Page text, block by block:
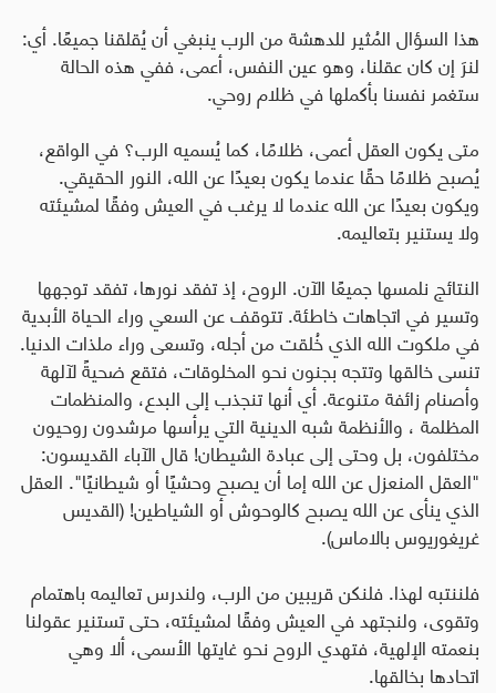
هذا السؤال المُثير للدهشة من الرب ينبغي أن يُقلقنا جميعًا. أي:
لنرَ إن كان عقلنا، وهو عين النفس، أعمى، ففي هذه الحالة
ستغمر نفسنا بأكملها في ظلام روحي.
متى يكون العقل أعمى، ظلامًا، كما يُسميه الرب؟ في الواقع،
يُصبح ظلامًا حقًا عندما يكون بعيدًا عن الله، النور الحقيقي.
ويكون بعيدًا عن الله عندما لا يرغب في العيش وفقًا لمشيئته
ولا يستنير بتعاليمه.
النتائج نلمسها جميعًا الآن. الروح، إذ تفقد نورها، تفقد توجهها
وتسير في اتجاهات خاطئة. تتوقف عن السعي وراء الحياة الأبدية
في ملكوت الله الذي خُلقت من أجله، وتسعى وراء ملذات الدنيا.
تنسى خالقها وتتجه بجنون نحو المخلوقات، فتقع ضحيةً لآلهة
وأصنام زائفة متنوعة. أي أنها تنجذب إلى البدع، والمنظمات
المظلمة ، والأنظمة شبه الدينية التي يرأسها مرشدون روحيون
مختلفون، بل وحتى إلى عبادة الشيطان! قال الآباء القديسون:
"العقل المنعزل عن الله إما أن يصبح وحشيًا أو شيطانيًا". العقل
الذي ينأى عن الله يصبح كالوحوش أو الشياطين! (القديس
غريغوريوس بالاماس).
فلننتبه لهذا. فلنكن قريبين من الرب، ولندرس تعاليمه باهتمام
وتقوى، ولنجتهد في العيش وفقًا لمشيئته، حتى تستنير عقولنا
بنعمته الإلهية، فتهدي الروح نحو غايتها الأسمى، ألا وهي
اتحادها بخالقها.